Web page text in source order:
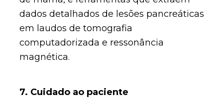
dados detalhados de lesões pancreáticas
em laudos de tomografia
computadorizada e ressonância
magnética.
7. Cuidado ao paciente